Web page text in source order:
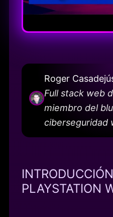
Roger
Full stack web
miembro del
ciberseguridad
PLAYSTATION